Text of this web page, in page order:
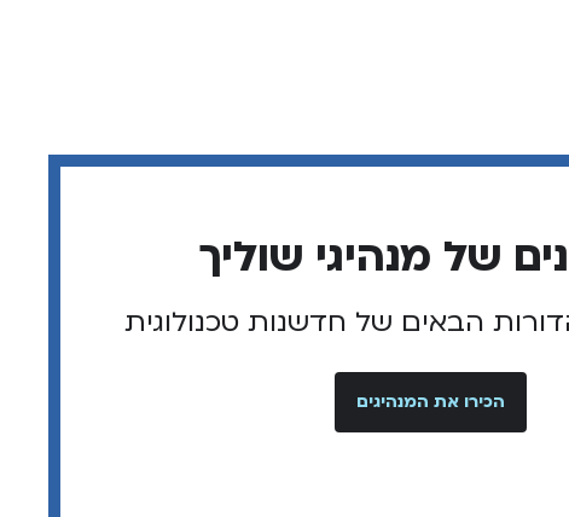
הבאים של חדשנות טכנולוגית
הכירו את המנהיגים